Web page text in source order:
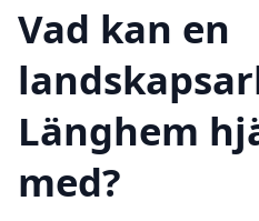
Vad kan en
Länghem
med?